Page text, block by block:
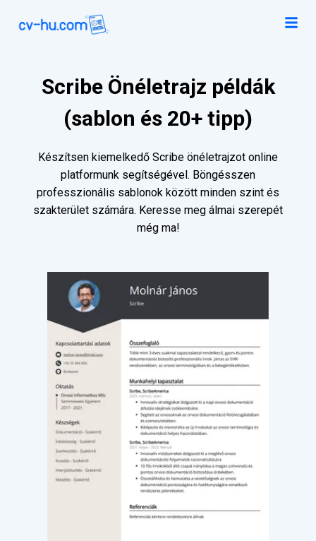
Scribe Önéletrajz példák
(sablon és 20+ tipp)
Készítsen kiemelkedő Scribe önéletrajzot online
platformunk segítségével. Böngésszen
professzionális sablonok között minden szint és
szakterület számára. Keresse meg álmai szerepét
még ma!